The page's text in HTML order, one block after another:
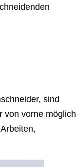
sind
von vorne möglich